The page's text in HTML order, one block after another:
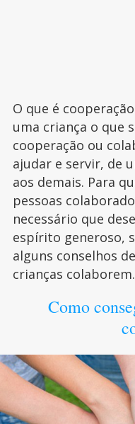
O que é
uma criança o que
cooperação ou
ajudar e servir, de
aos demais. Para
pessoas
necessário que
espírito generoso,
alguns conselhos
crianças colaborem.
Como